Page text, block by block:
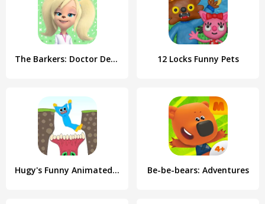
The Barkers: Doctor Dentist 12 Locks Funny Pets
Hugy's Funny Animated Story Be-be-bears: Adventures